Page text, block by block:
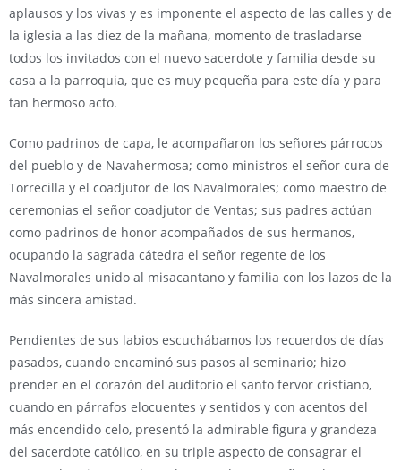
aplausos y los vivas y es imponente el aspecto de las calles y de
la iglesia a las diez de la mañana, momento de trasladarse
todos los invitados con el nuevo sacerdote y familia desde su
casa a la parroquia, que es muy pequeña para este día y para
tan hermoso acto.
Como padrinos de capa, le acompañaron los señores párrocos
del pueblo y de Navahermosa; como ministros el señor cura de
Torrecilla y el coadjutor de los Navalmorales; como maestro de
ceremonias el señor coadjutor de Ventas; sus padres actúan
como padrinos de honor acompañados de sus hermanos,
ocupando la sagrada cátedra el señor regente de los
Navalmorales unido al misacantano y familia con los lazos de la
más sincera amistad.
Pendientes de sus labios escuchábamos los recuerdos de días
pasados, cuando encaminó sus pasos al seminario; hizo
prender en el corazón del auditorio el santo fervor cristiano,
cuando en párrafos elocuentes y sentidos y con acentos del
más encendido celo, presentó la admirable figura y grandeza
del sacerdote católico, en su triple aspecto de consagrar el